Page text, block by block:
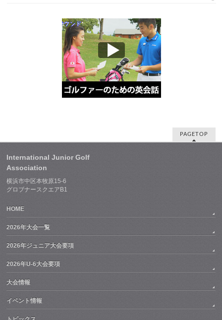
PAGETOP
International Junior Golf
Association
横浜市中区本牧原15-6
グロブナースクエアB1
HOME
2026年大会一覧
2026年ジュニア大会要項
2026年U-6大会要項
大会情報
イベント情報